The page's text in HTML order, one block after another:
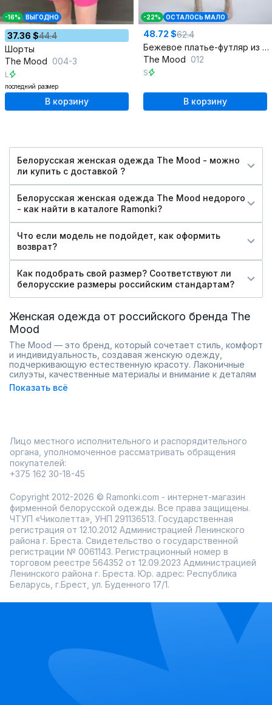
-16% ВЫГОДНО
37.36 $44.4
Шорты
The Mood 004-3
L
последний размер
В корзину
-22% ОСТАЛОСЬ МАЛО
48.72 $62.4
Бежевое платье-футляр из плательной ткани с разрезом спереди
The Mood 012
S
В корзину
Белорусская женская одежда The Mood - можно
ли купить c доставкой ?
Белорусская женская одежда The Mood недорого
- как найти в каталоге Ramonki?
Что если модель не подойдет, как оформить
возврат?
Как подобрать свой размер? Соответствуют ли
белорусские размеры российским стандартам?
Женская одежда от российского бренда The
Mood
The Mood — это бренд, который сочетает стиль, комфорт
и индивидуальность, создавая женскую одежду,
подчеркивающую естественную красоту. Лаконичные
силуэты, качественные материалы и внимание к деталям
делают каждую модель универсальной и подходящей как
для повседневных, так и для более торжественных
брюки от The Mood — это не просто одежда, а способ
выразить себя через моду. При этом бренд акцентирует
внимание на удобстве, обеспечивая приятные ощущения
при носке и практичность в повседневной жизни.
воспользоваться удобной примеркой перед покупкой,
быстрой доставкой по всей России, а также постоянными
скидками и акциями.
The Mood — это не просто одежда, это стиль жизни.
Выбирая бренд, вы поддерживаете молодых дизайнеров
и экологичный подход к моде. Одежда от The Mood —
это инвестиция в гардероб, который будет радовать вас
долгие годы.
Показать всё
Лицо местного исполнительного и распорядительного
органа, уполномоченное рассматривать обращения
покупателей:
+375 162 30-18-45
Copyright 2012-2026 © Ramonki.com - интернет-магазин
фирменной белорусской одежды. Все права защищены.
ЧТУП «Чиколетта», УНП 291136513. Государственная
регистрация от 12.10.2012 Администрацией Ленинского
района г. Бреста. Свидетельство о государственной
регистрации № 0061143. Регистрационный номер в
торговом реестре 564352 от 12.09.2023 Администрацией
Ленинского района г. Бреста. Юр. адрес: Республика
Беларусь, г.Брест, ул. Буденного 17/1.